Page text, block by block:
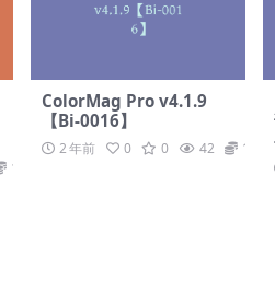
19.9
ColorMag Pro v4.1.9
【Bi-0016】
2 年前 0 0 42 19.9